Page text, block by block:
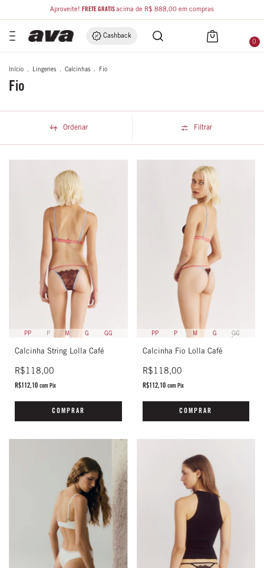
Aproveite! FRETE GRÁTISacima de R$ 888,00 em compras
Cashback
0
Início . Lingeries . Calcinhas . Fio
Fio
Ordenar Filtrar
PP P M G GG
Calcinha String Lolla Café
R$118,00
R$112,10 com Pix
COMPRAR
PP P M G GG
Calcinha Fio Lolla Café
R$118,00
R$112,10 com Pix
COMPRAR